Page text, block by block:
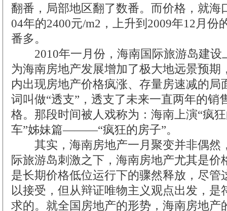
翻番，局部地区翻了数番。而价格，就海
04年的2400元/m2，上升到2009年12月份
番多。
2010年一月份，海南国际旅游岛建设
为海南房地产发展增加了极大地远景预期
内出现房地产价格疯涨、存量房速减的局
词叫做“透支”，透支了未来一直两年的销
格。那段时间被人戏称为：海南上演“疯
车”姊妹篇———“疯狂的房子”。
其实，海南房地产一月聚变并非偶然
际旅游岛刺激之下，海南房地产尤其是价
是长期价格低位运行下的骤然释放，尽管
以接受，但从辩证唯物主义观点出发，是
求的。就全国房地产的形势，海南房地产